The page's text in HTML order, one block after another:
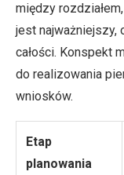
między
jest najważniejszy,
całości. Konspekt
do realizowania
wniosków.
Etap
planowania